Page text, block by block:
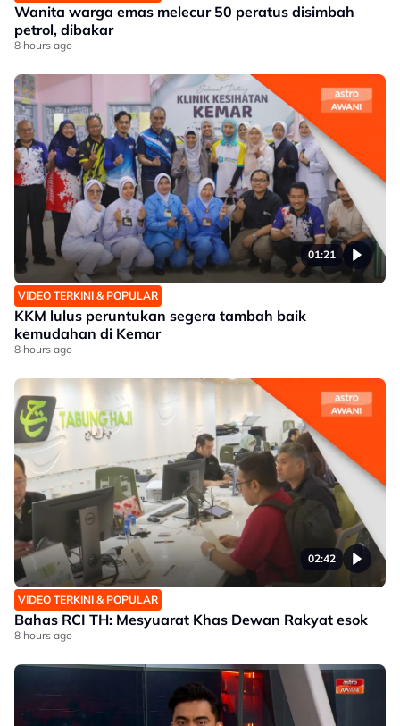
Wanita warga emas melecur 50 peratus disimbah
petrol, dibakar
8 hours ago
01:21
VIDEO TERKINI & POPULAR
KKM lulus peruntukan segera tambah baik
kemudahan di Kemar
8 hours ago
02:42
VIDEO TERKINI & POPULAR
Bahas RCI TH: Mesyuarat Khas Dewan Rakyat esok
8 hours ago